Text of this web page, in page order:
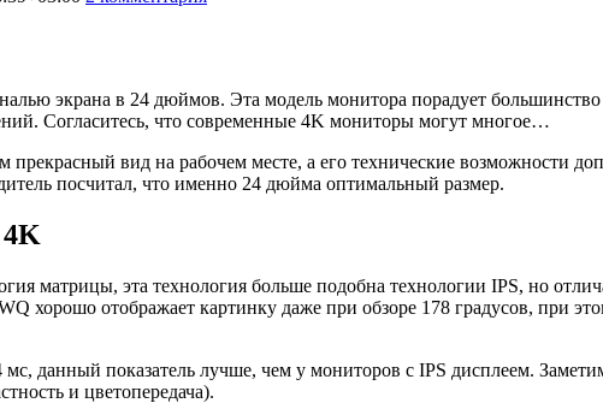
экрана в 24 дюймов. Эта модель монитора порадует
Согласитесь, что современные 4K мониторы могут многое…
вид на рабочем месте, а его технические возможности
посчитал, что именно 24 дюйма оптимальный размер.
матрицы, эта технология больше подобна технологии IPS, но
хорошо отображает картинку даже при обзоре 178 градусов, при
данный показатель лучше, чем у мониторов с IPS дисплеем.
и цветопередача).